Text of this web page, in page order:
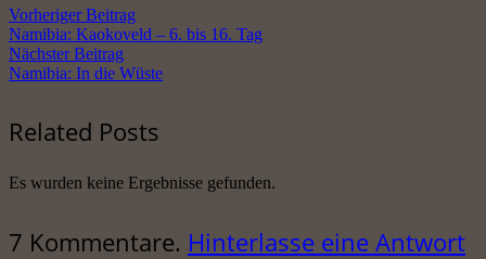
Vorheriger Beitrag
Namibia: Kaokoveld – 6. bis 16. Tag
Nächster Beitrag
Namibia: In die Wüste
Related Posts
Es wurden keine Ergebnisse gefunden.
7 Kommentare. Hinterlasse eine Antwort